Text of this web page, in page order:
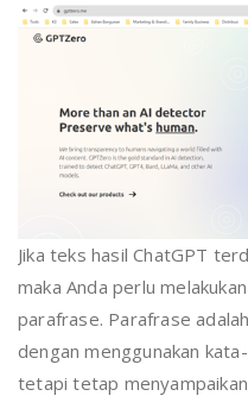
Jika teks hasil ChatGPT
maka Anda perlu
parafrase. Parafrase
dengan menggunakan
tetapi tetap